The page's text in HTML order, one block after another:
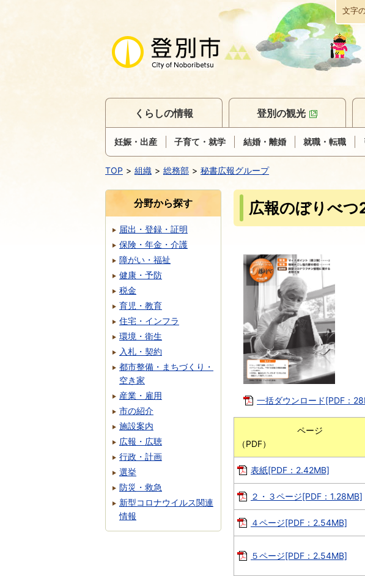
本
文
へ
移
動
文字
くらしの情報
妊娠・出産 子育て・就学 結婚・離婚 就職・転職
登別の観光
TOP 組織 総務部 秘書広報グループ
広報のぼりべ
一括ダウンロード[PDF：
ページ
（PDF
表紙[PDF：2.42MB]
２・３ページ[PDF：1.28MB]
４ページ[PDF：2.54MB]
５ページ[PDF：2.54MB]
分野から探す
届出・登録・証明
保険・年金・介護
障がい・福祉
健康・予防
税金
育児・教育
住宅・インフラ
環境・衛生
入札・契約
都市整備・まちづくり・
空き家
産業・雇用
市の紹介
施設案内
広報・広聴
行政・計画
選挙
防災・救急
新型コロナウイルス関連
情報